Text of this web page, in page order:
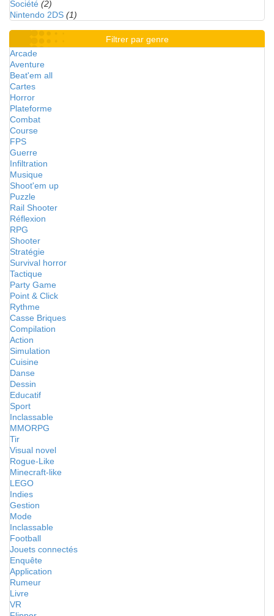
Société (2)
Nintendo 2DS (1)
Filtrer par genre
Arcade
Aventure
Beat'em all
Cartes
Horror
Plateforme
Combat
Course
FPS
Guerre
Infiltration
Musique
Shoot'em up
Puzzle
Rail Shooter
Réflexion
RPG
Shooter
Stratégie
Survival horror
Tactique
Party Game
Point & Click
Rythme
Casse Briques
Compilation
Action
Simulation
Cuisine
Danse
Dessin
Educatif
Sport
Inclassable
MMORPG
Tir
Visual novel
Rogue-Like
Minecraft-like
LEGO
Indies
Gestion
Mode
Inclassable
Football
Jouets connectés
Enquête
Application
Rumeur
Livre
VR